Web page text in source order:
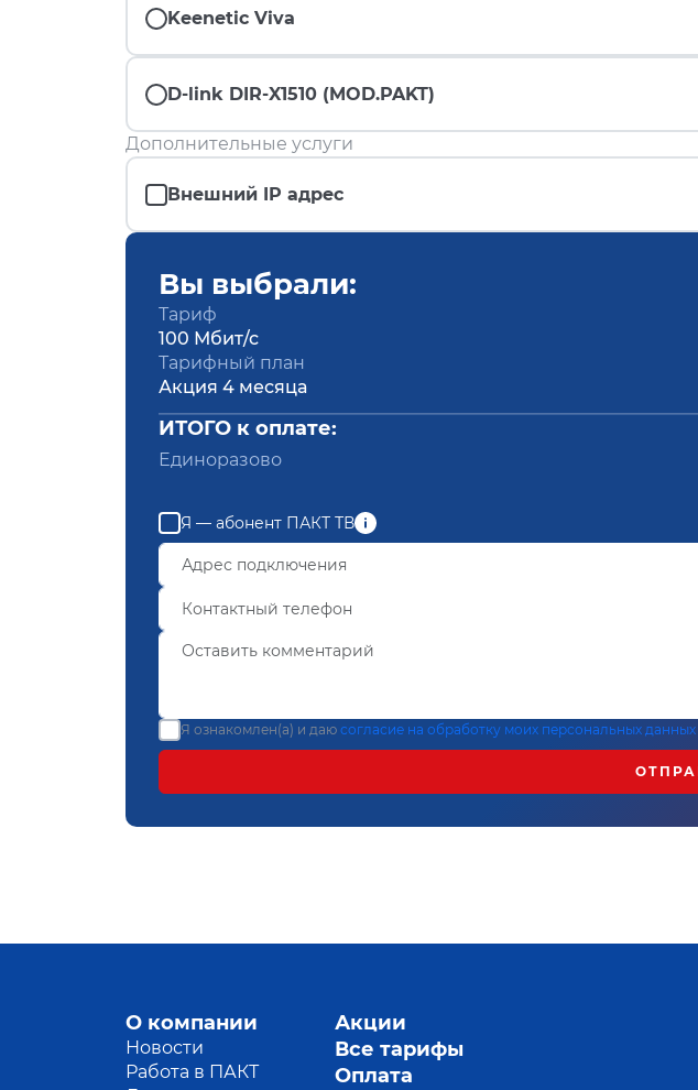
Keenetic Viva
D-link DIR-X1510 (MOD.PAKT)
Дополнительные услуги
Внешний IP адрес
Вы выбрали:
Тариф
100 Мбит/с
Тарифный план
Акция 4 месяца
ИТОГО к оплате:
Единоразово
Я — абонент ПАКТ ТВ
Я ознакомлен(а) и даю согласие на обработку моих персональных данных
О компании
Новости
Работа в ПАКТ
Акции
Все тарифы
Оплата